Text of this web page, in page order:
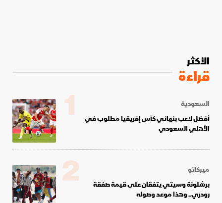
الأكثر
قراءة
السعودية
أفضل لاعب بنهائي كأس إفريقيا مطلوب في
الأهلي السعودي
1
ميركاتو
برشلونة وسيتي يتفقان على قيمة صفقة
رودري.. وهذا موعد وصوله
2